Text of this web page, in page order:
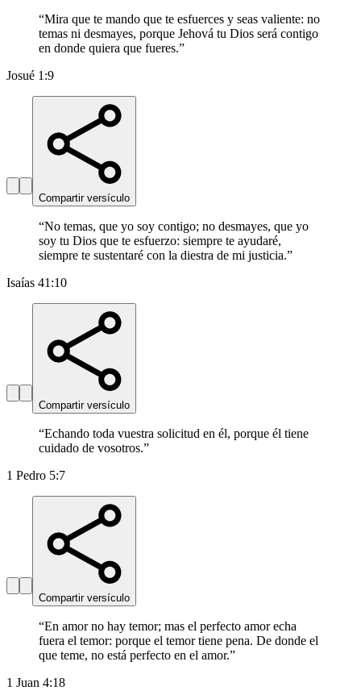
“Mira que te mando que te esfuerces y seas valiente: no
temas ni desmayes, porque Jehová tu Dios será contigo
en donde quiera que fueres.”
Josué 1:9
Compartir versículo
“No temas, que yo soy contigo; no desmayes, que yo
soy tu Dios que te esfuerzo: siempre te ayudaré,
siempre te sustentaré con la diestra de mi justicia.”
Isaías 41:10
Compartir versículo
“Echando toda vuestra solicitud en él, porque él tiene
cuidado de vosotros.”
1 Pedro 5:7
Compartir versículo
“En amor no hay temor; mas el perfecto amor echa
fuera el temor: porque el temor tiene pena. De donde el
que teme, no está perfecto en el amor.”
1 Juan 4:18